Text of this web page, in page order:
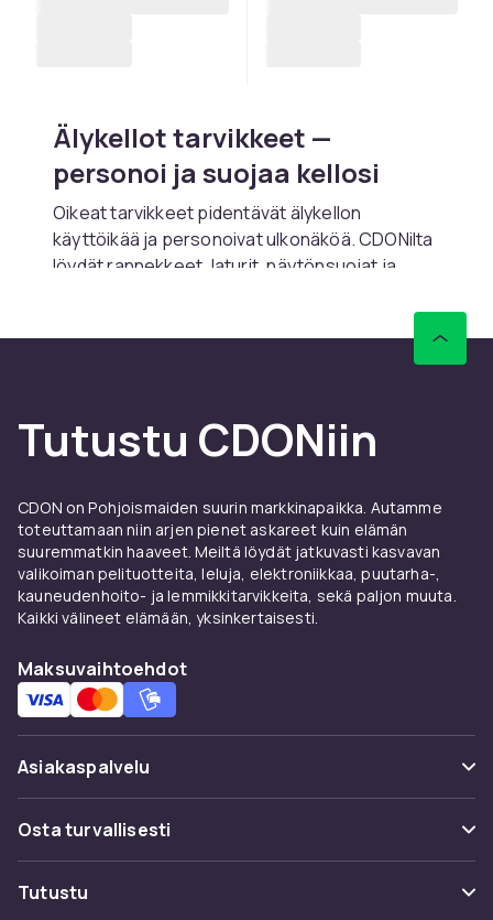
Älykellot tarvikkeet —
personoi ja suojaa kellosi
Oikeat tarvikkeet pidentävät älykellon
käyttöikää ja personoivat ulkonäköä. CDONilta
löydät rannekkeet, laturit, näytönsuojat ja
Rannekkeet — personoi
älykelloille.
ladattuna
Ylimääräinen laturi kotiin ja matkalle varmistaa,
ettei älykello koskaan lopu latauksesta.
Näytönsuojat ja suojakuoret
Älykellojen näytöt ovat alttiita naarmuille.
Näytönsuoja karkaistusta lasista suojaa
vahingoittamatta beräyntyä.
Viralliset tarvikkeet Applelta ja Samsungilta
antavat parhaan yhteensopivuuden.
Kolmannen osapuolen valmistajat kuten
oman kellomallisi kanssa.
Tutustu CDONiin
CDON on Pohjoismaiden suurin markkinapaikka. Autamme
toteuttamaan niin arjen pienet askareet kuin elämän
suuremmatkin haaveet. Meiltä löydät jatkuvasti kasvavan
valikoiman pelituotteita, leluja, elektroniikkaa, puutarha-,
kauneudenhoito- ja lemmikkitarvikkeita, sekä paljon muuta.
Kaikki välineet elämään, yksinkertaisesti.
Maksuvaihtoehdot
Asiakaspalvelu
Usein kysyttyä (UKK)
Seuraa pakettia
Osta turvallisesti
Maksuvaihtoehdot
Tutustu